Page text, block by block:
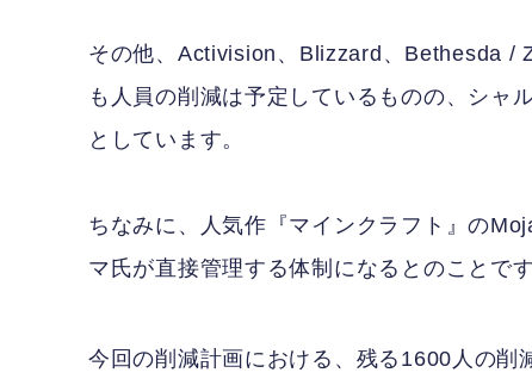
その他、Activision、Blizzard、Bethesda /
も人員の削減は予定しているものの、シャ
としています。
ちなみに、人気作『マインクラフト』の
マ氏が直接管理する体制になるとのことです
今回の削減計画における、残る1600人の削